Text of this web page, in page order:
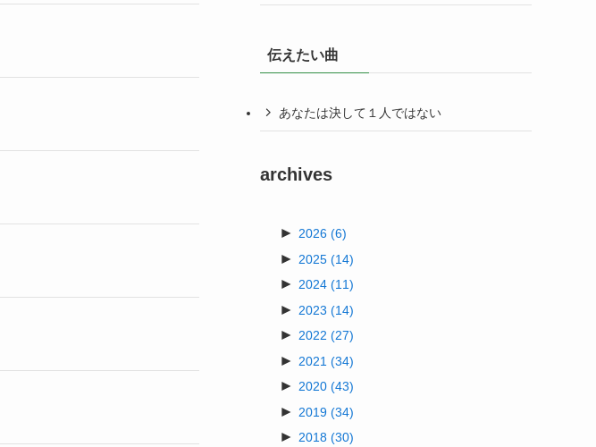
伝えたい曲
あなたは決して１人ではない
archives
► 2026 (6)
► 2025 (14)
► 2024 (11)
► 2023 (14)
► 2022 (27)
► 2021 (34)
► 2020 (43)
► 2019 (34)
► 2018 (30)